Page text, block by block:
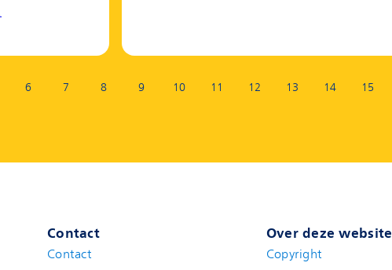
6 7 8 9 10 11 12 13 14 15
Contact
Contact(new window)
Over deze website
Copyright